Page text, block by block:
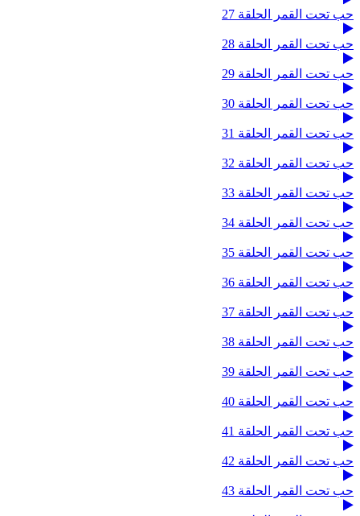
حب تحت القمر الحلقة 27
حب تحت القمر الحلقة 28
حب تحت القمر الحلقة 29
حب تحت القمر الحلقة 30
حب تحت القمر الحلقة 31
حب تحت القمر الحلقة 32
حب تحت القمر الحلقة 33
حب تحت القمر الحلقة 34
حب تحت القمر الحلقة 35
حب تحت القمر الحلقة 36
حب تحت القمر الحلقة 37
حب تحت القمر الحلقة 38
حب تحت القمر الحلقة 39
حب تحت القمر الحلقة 40
حب تحت القمر الحلقة 41
حب تحت القمر الحلقة 42
حب تحت القمر الحلقة 43